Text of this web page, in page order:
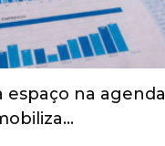
espaço na agenda